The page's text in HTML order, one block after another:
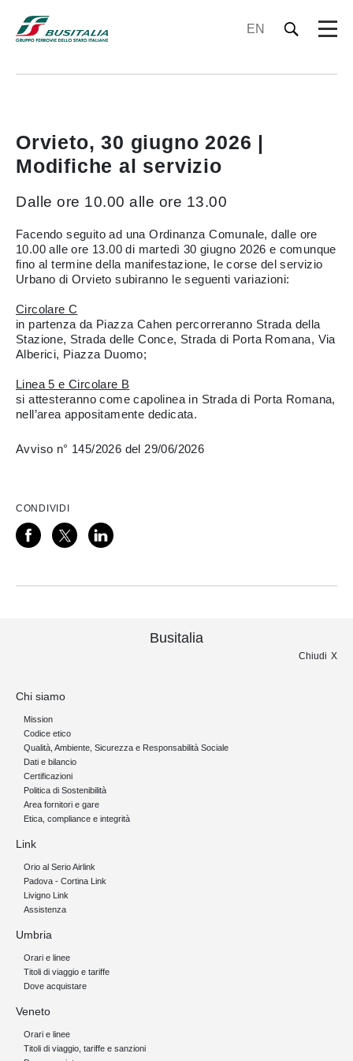
EN
Orvieto, 30 giugno 2026 |
Modifiche al servizio
Dalle ore 10.00 alle ore 13.00
Facendo seguito ad una Ordinanza Comunale, dalle ore
10.00 alle ore 13.00 di martedì 30 giugno 2026 e comunque
fino al termine della manifestazione, le corse del servizio
Urbano di Orvieto subiranno le seguenti variazioni:
Circolare C
in partenza da Piazza Cahen percorreranno Strada della
Stazione, Strada delle Conce, Strada di Porta Romana, Via
Alberici, Piazza Duomo;
Linea 5 e Circolare B
si attesteranno come capolinea in Strada di Porta Romana,
nell’area appositamente dedicata.
Avviso n° 145/2026 del 29/06/2026
CONDIVIDI
Busitalia
Chiudi
Chi siamo
Mission
Codice etico
Qualità, Ambiente, Sicurezza e Responsabilità Sociale
Dati e bilancio
Certificazioni
Politica di Sostenibilità
Area fornitori e gare
Etica, compliance e integrità
Link
Orio al Serio Airlink
Padova - Cortina Link
Livigno Link
Assistenza
Umbria
Orari e linee
Titoli di viaggio e tariffe
Dove acquistare
Veneto
Orari e linee
Titoli di viaggio, tariffe e sanzioni